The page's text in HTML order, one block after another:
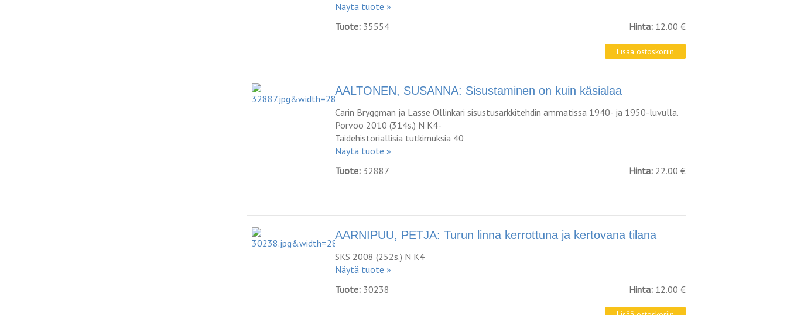
Näytä tuote »
Tuote: 35554 Hinta: 12.00 €
AALTONEN, SUSANNA: Sisustaminen on kuin käsialaa
Carin Bryggman ja Lasse Ollinkari sisustusarkkitehdin ammatissa 1940- ja 1950-luvulla.
Porvoo 2010 (314s.) N K4-
Taidehistoriallisia tutkimuksia 40
Näytä tuote »
Tuote: 32887 Hinta: 22.00 €
AARNIPUU, PETJA: Turun linna kerrottuna ja kertovana tilana
SKS 2008 (252s.) N K4
Näytä tuote »
Tuote: 30238 Hinta: 12.00 €